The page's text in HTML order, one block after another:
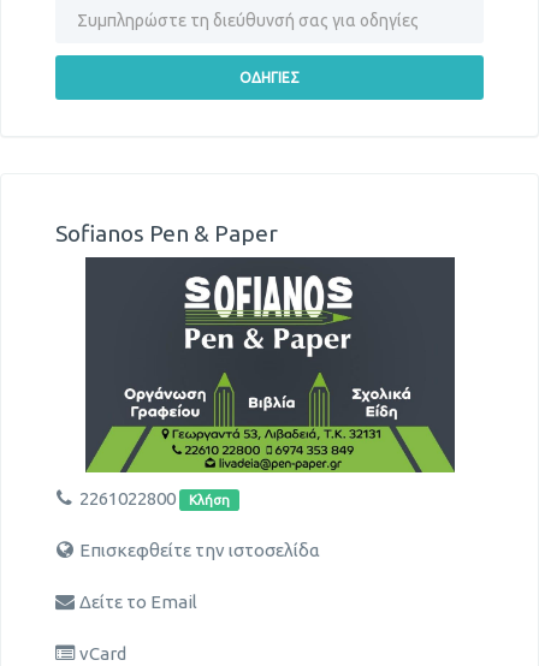
Sofianos Pen & Paper
2261022800 Κλήση
Επισκεφθείτε την ιστοσελίδα
Δείτε το Email
vCard